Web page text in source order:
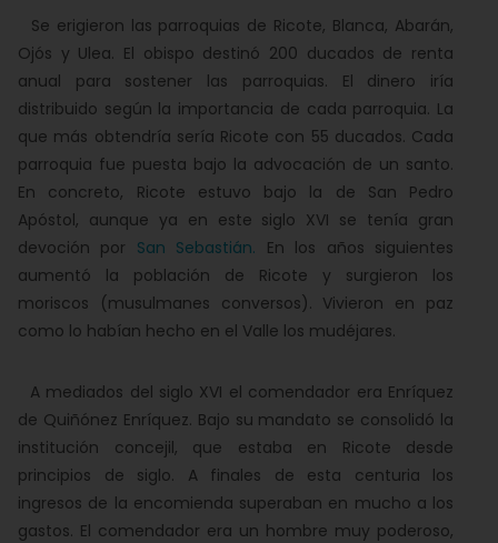
Se erigieron las parroquias de Ricote, Blanca, Abarán,
Ojós y Ulea. El obispo destinó 200 ducados de renta
anual para sostener las parroquias. El dinero iría
distribuido según la importancia de cada parroquia. La
que más obtendría sería Ricote con 55 ducados. Cada
parroquia fue puesta bajo la advocación de un santo.
En concreto, Ricote estuvo bajo la de San Pedro
Apóstol, aunque ya en este siglo XVI se tenía gran
devoción por San Sebastián. En los años siguientes
aumentó la población de Ricote y surgieron los
moriscos (musulmanes conversos). Vivieron en paz
como lo habían hecho en el Valle los mudéjares.
A mediados del siglo XVI el comendador era Enríquez
de Quiñónez Enríquez. Bajo su mandato se consolidó la
institución concejil, que estaba en Ricote desde
principios de siglo. A finales de esta centuria los
ingresos de la encomienda superaban en mucho a los
gastos. El comendador era un hombre muy poderoso,